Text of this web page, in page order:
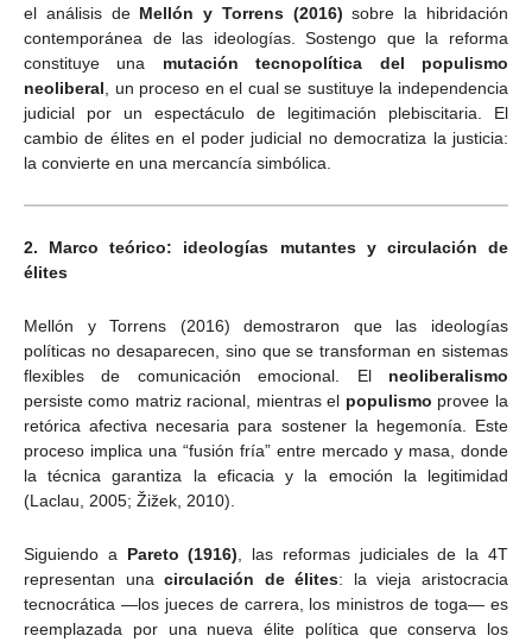
el análisis de Mellón y Torrens (2016) sobre la hibridación
contemporánea de las ideologías. Sostengo que la reforma
constituye una mutación tecnopolítica del populismo
neoliberal, un proceso en el cual se sustituye la independencia
judicial por un espectáculo de legitimación plebiscitaria. El
cambio de élites en el poder judicial no democratiza la justicia:
la convierte en una mercancía simbólica.
2. Marco teórico: ideologías mutantes y circulación de
élites
Mellón y Torrens (2016) demostraron que las ideologías
políticas no desaparecen, sino que se transforman en sistemas
flexibles de comunicación emocional. El neoliberalismo
persiste como matriz racional, mientras el populismo provee la
retórica afectiva necesaria para sostener la hegemonía. Este
proceso implica una “fusión fría” entre mercado y masa, donde
la técnica garantiza la eficacia y la emoción la legitimidad
(Laclau, 2005; Žižek, 2010).
Siguiendo a Pareto (1916) , las reformas judiciales de la 4T
representan unacirculación de élites: la vieja aristocracia
tecnocrática —los jueces de carrera, los ministros de toga— es
reemplazada por una nueva élite política que conserva los